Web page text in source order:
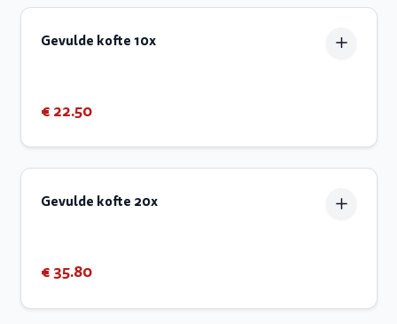
Gevulde kofte 10x
€ 22.50
Gevulde kofte 20x
€ 35.80